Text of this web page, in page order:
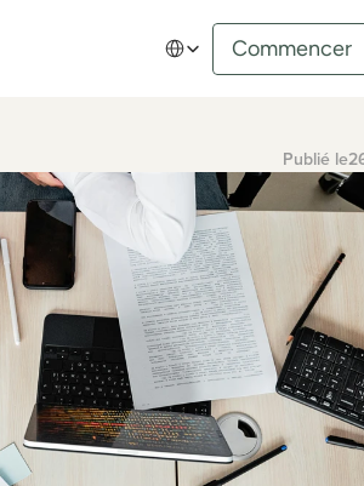
Select Language
Commencer
Publié le